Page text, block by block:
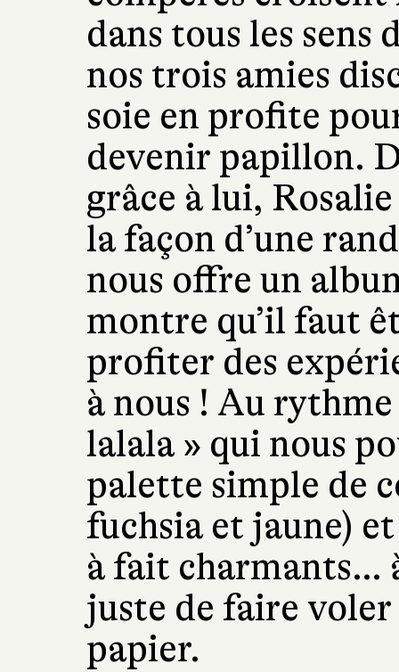
dans tous les sens
nos trois amies
soie en profite
devenir papillon.
grâce à lui,
la façon d’une
nous offre un
montre qu’il faut
profiter des
à nous ! Au
lalala » qui nous
palette simple de
fuchsia et jaune)
à fait charmants…
juste de faire
papier.